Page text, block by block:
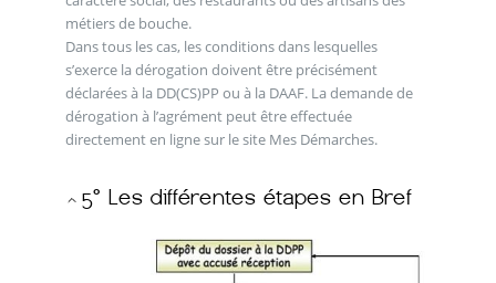
métiers de bouche.
Dans tous les cas, les conditions dans lesquelles
s’exerce la dérogation doivent être précisément
déclarées à la DD(CS)PP ou à la DAAF. La demande de
dérogation à l’agrément peut être effectuée
directement en ligne sur le site Mes Démarches.